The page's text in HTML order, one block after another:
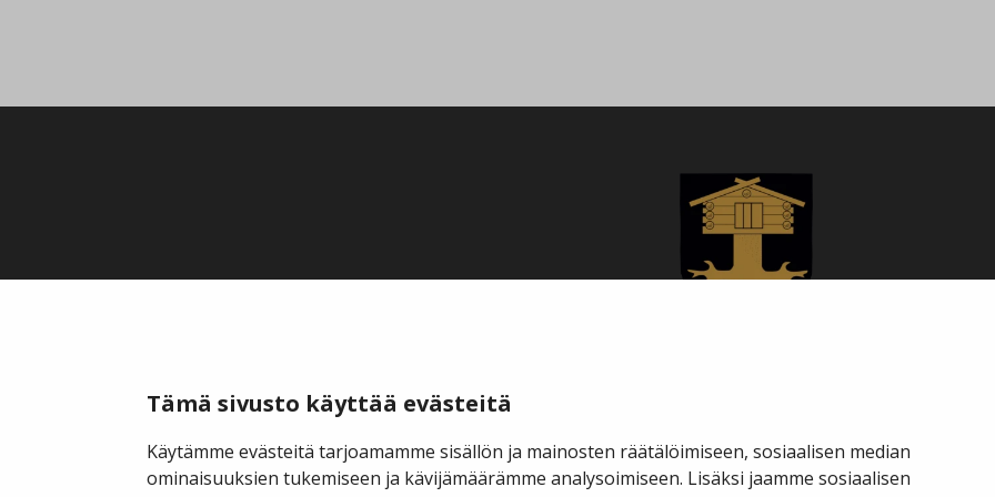
Tämä sivusto käyttää evästeitä
Käytämme evästeitä tarjoamamme sisällön ja mainosten räätälöimiseen, sosiaalisen median
ominaisuuksien tukemiseen ja kävijämäärämme analysoimiseen. Lisäksi jaamme sosiaalisen
Kauppakuja 2 A 1
hallinto@savukoski.fi
Webmail
Y-tunnus: 0210704-7